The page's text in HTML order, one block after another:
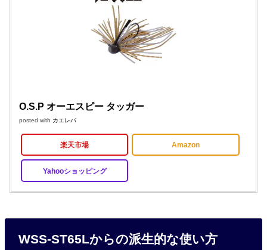
O.S.P オーエスピー タッガー
posted with カエレバ
楽天市場 Amazon
Yahooショッピング
WSS-ST65Lからの派生的な使い方